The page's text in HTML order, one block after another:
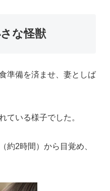
な怪獣
準備を済ませ、妻としば
ている様子でした。
約2時間）から目覚め、